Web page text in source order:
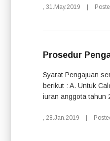
, 31.May.2019
Prosedur
Syarat Pengajuan
berikut : A. Untuk
iuran anggota tahun
, 28.Jan.2019